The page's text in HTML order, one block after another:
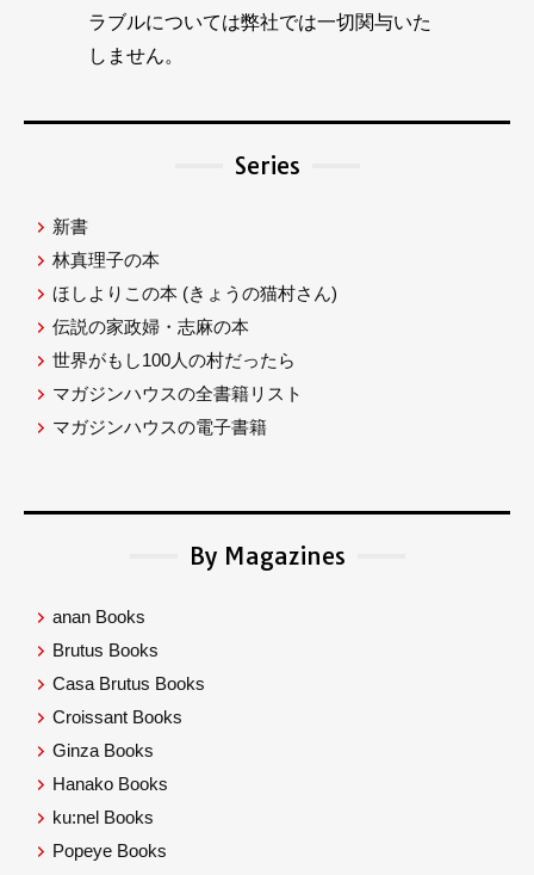
ラブルについては弊社では一切関与いた
しません。
Series
新書
林真理子の本
ほしよりこの本 (きょうの猫村さん)
伝説の家政婦・志麻の本
世界がもし100人の村だったら
マガジンハウスの全書籍リスト
マガジンハウスの電子書籍
By Magazines
anan Books
Brutus Books
Casa Brutus Books
Croissant Books
Ginza Books
Hanako Books
ku:nel Books
Popeye Books